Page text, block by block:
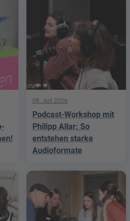
08. Juli 2026
Podcast-Workshop mit
Philipp Allar: So
entstehen starke
Audioformate